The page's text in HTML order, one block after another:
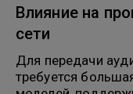
Влияние на
сети
Для передачи
требуется